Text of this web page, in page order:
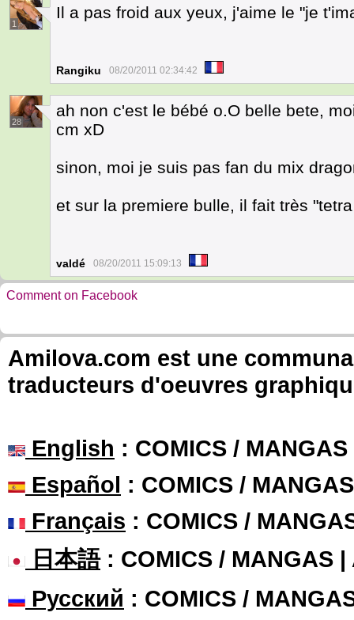
1
Il a pas froid aux yeux, j'aime le "je
Rangiku 08/20/2011 02:34:42
28
ah non c'est le bébé o.O belle bete,
cm xD
sinon, moi je suis pas fan du mix
et sur la premiere bulle, il fait très
valdé 08/20/2011 15:09:13
Comment on Facebook
Amilova.com est une
traducteurs d'oeuvres
English : COMICS /
Español : COMICS /
Français : COMICS /
日本語: COMICS / MANGAS |
Русский : COMICS /